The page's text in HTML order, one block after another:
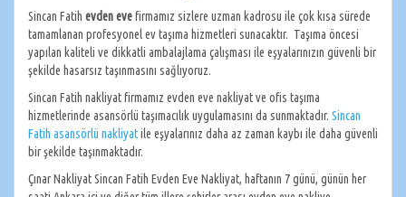
Sincan Fatih evden evefirmamız sizlere uzman kadrosu ile çok kısa sürede
tamamlanan profesyonel ev taşıma hizmetleri sunacaktır. Taşıma öncesi
yapılan kaliteli ve dikkatli ambalajlama çalışması ile eşyalarınızın güvenli bir
şekilde hasarsız taşınmasını sağlıyoruz.
Sincan Fatih nakliyat firmamız evden eve nakliyat ve ofis taşıma
hizmetlerinde asansörlü taşımacılık uygulamasını da sunmaktadır. Sincan
Fatih asansörlü nakliyatile eşyalarınız daha az zaman kaybı ile daha güvenli
bir şekilde taşınmaktadır.
Çınar Nakliyat Sincan Fatih Evden Eve Nakliyat, haftanın 7 günü, günün her